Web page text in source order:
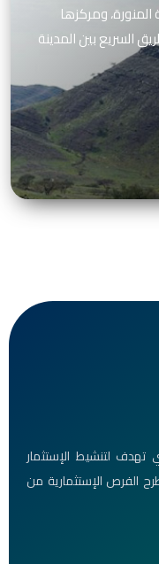
ومركزها
كلم على الطريق السريع بين المدينة
تهدف لتنشيط الإستثمار
الفرص الإستثمارية من